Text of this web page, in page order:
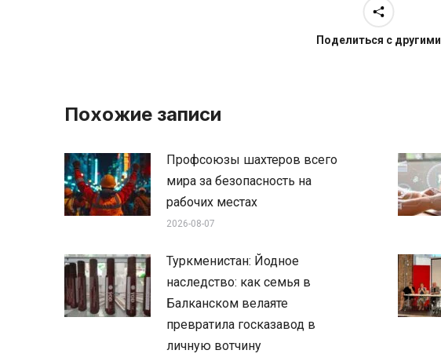
Поделиться с другими
Похожие записи
Профсоюзы шахтеров всего
мира за безопасность на
рабочих местах
2026-08-07
Туркменистан: Йодное
наследство: как семья в
Балканском велаяте
превратила госказавод в
личную вотчину